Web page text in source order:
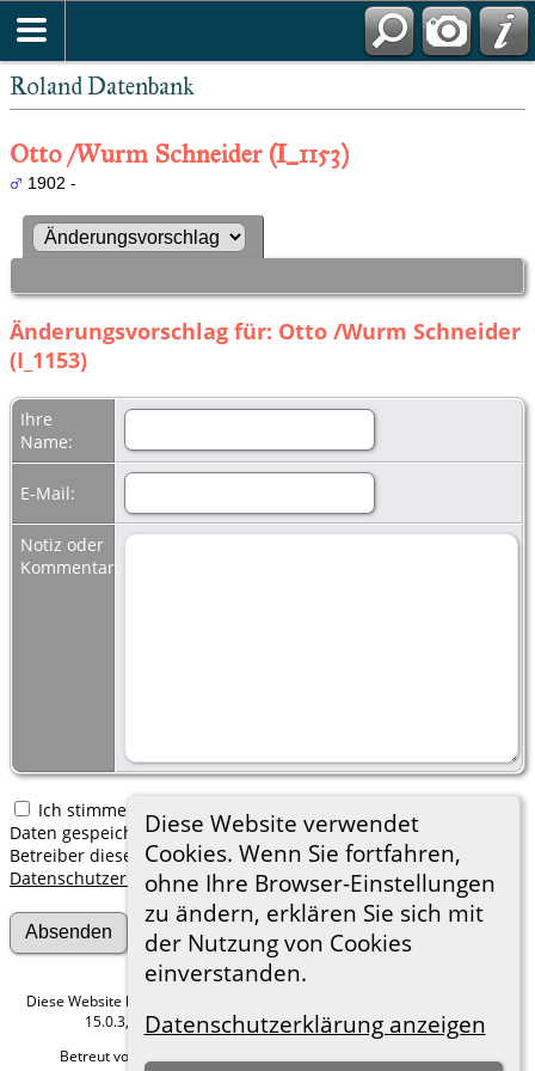
Roland Datenbank
Diese Website verwendet
Cookies. Wenn Sie fortfahren,
ohne Ihre Browser-Einstellungen
zu ändern, erklären Sie sich mit
der Nutzung von Cookies
einverstanden.
Datenschutzerklärung anzeigen
Otto /Wurm Schneider (I_1153)
1902 -
Änderungsvorschlag für: Otto /Wurm Schneider
(I_1153)
Ihre
Name:
E-Mail:
Notiz oder
Kommentar:
Ich stimme zu, dass meine hier erfassten persönlichen
Daten gespeichert werden. Ich verstehe, dass ich jederzeit den
Betreiber dieser Website bitten kann, diese Daten zu löschen.
Datenschutzerklärung
Diese Website läuft mit
15.0.3, programmiert von Darrin Lythgoe © 2001-2026.
Betreut von